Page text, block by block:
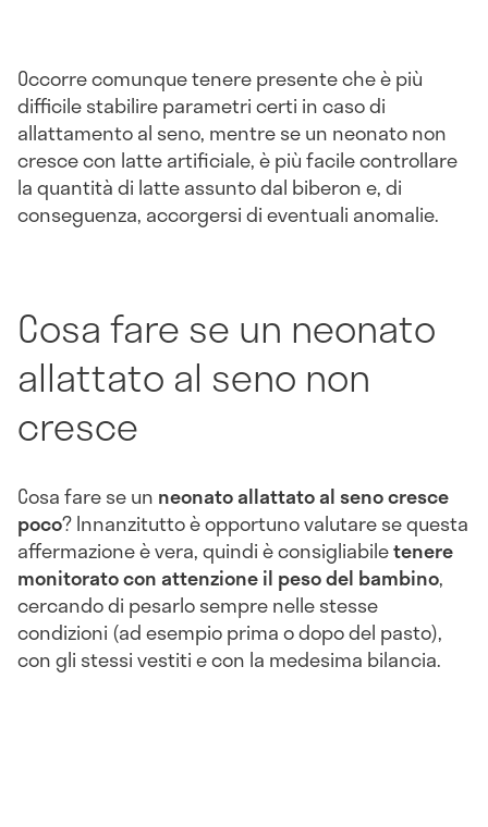
Occorre comunque tenere presente che è più
difficile stabilire parametri certi in caso di
allattamento al seno, mentre se un neonato non
cresce con latte artificiale, è più facile controllare
la quantità di latte assunto dal biberon e, di
conseguenza, accorgersi di eventuali anomalie.
Cosa fare se un neonato
allattato al seno non
cresce
Cosa fare se un neonato allattato al seno cresce
poco? Innanzitutto è opportuno valutare se questa
affermazione è vera, quindi è consigliabiletenere
monitorato con attenzione il peso del bambino,
cercando di pesarlo sempre nelle stesse
condizioni (ad esempio prima o dopo del pasto),
con gli stessi vestiti e con la medesima bilancia.